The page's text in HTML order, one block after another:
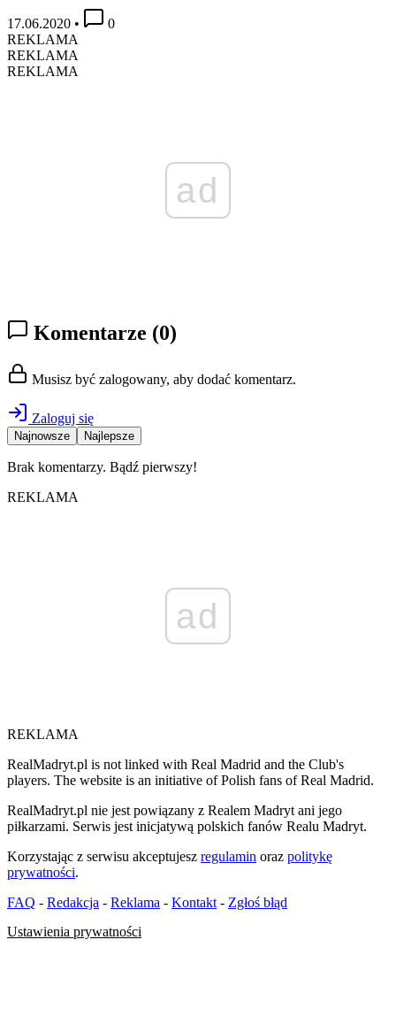
17.06.2020 •
0
REKLAMA
REKLAMA
REKLAMA
ad
Komentarze (0)
Musisz być zalogowany, aby dodać komentarz.
Zaloguj się
Najnowsze Najlepsze
Brak komentarzy. Bądź pierwszy!
REKLAMA
ad
REKLAMA
RealMadryt.pl is not linked with Real Madrid and the Club's
players. The website is an initiative of Polish fans of Real Madrid.
RealMadryt.pl nie jest powiązany z Realem Madryt ani jego
piłkarzami. Serwis jest inicjatywą polskich fanów Realu Madryt.
Korzystając z serwisu akceptujesz regulamin oraz politykę
prywatności.
FAQ - Redakcja - Reklama - Kontakt - Zgłoś błąd
Ustawienia prywatności